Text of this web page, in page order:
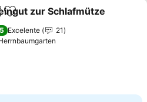
Adicionar aos favoritos
zur Schlafmütze
Excelente
21